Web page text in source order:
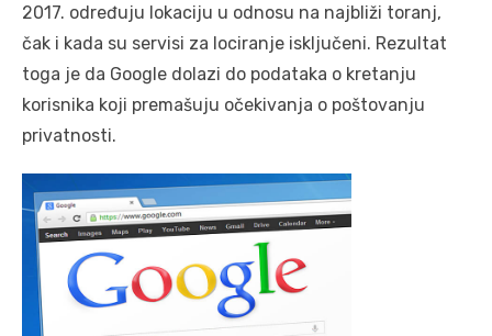
2017. određuju lokaciju u odnosu na najbliži toranj,
čak i kada su servisi za lociranje isključeni. Rezultat
toga je da Google dolazi do podataka o kretanju
korisnika koji premašuju očekivanja o poštovanju
privatnosti.